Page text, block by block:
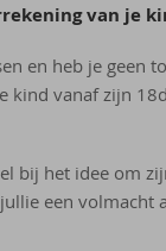
van je
en heb je geen
kind vanaf zijn
bij het idee om
een